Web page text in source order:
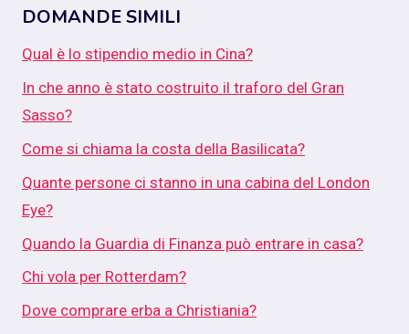
DOMANDE SIMILI
Qual è lo stipendio medio in Cina?
In che anno è stato costruito il traforo del Gran
Sasso?
Come si chiama la costa della Basilicata?
Quante persone ci stanno in una cabina del London
Eye?
Quando la Guardia di Finanza può entrare in casa?
Chi vola per Rotterdam?
Dove comprare erba a Christiania?